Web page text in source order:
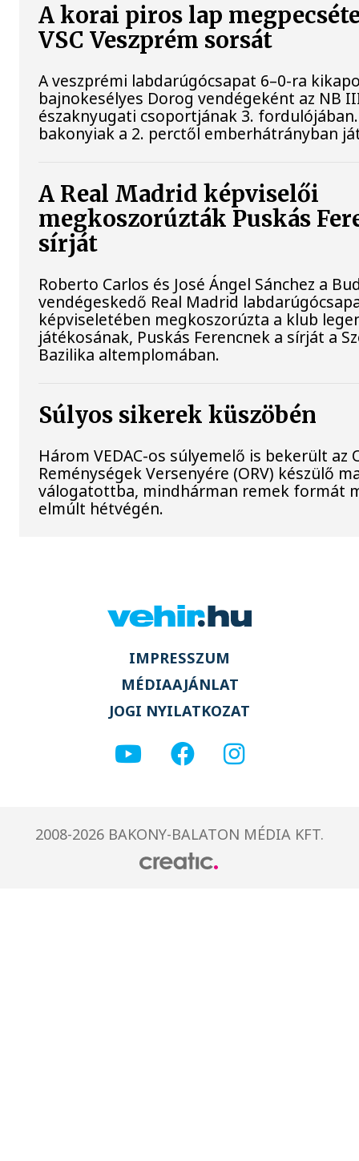
A korai piros lap
VSC Veszprém sorsát
A veszprémi labdarúgócsapat 6–0-ra
bajnokesélyes Dorog vendégeként az NB
északnyugati csoportjának 3.
bakonyiak a 2. perctől emberhátrányban
A Real Madrid képviselői
megkoszorúzták Puskás
sírját
Roberto Carlos és José Ángel Sánchez a
vendégeskedő Real Madrid
képviseletében megkoszorúzta a klub
játékosának, Puskás Ferencnek a sírját a
Bazilika altemplomában.
Súlyos sikerek küszöbén
Három VEDAC-os súlyemelő is bekerült az
Reménységek Versenyére (ORV) készülő
válogatottba, mindhárman remek formát
elmúlt hétvégén.
IMPRESSZUM
MÉDIAAJÁNLAT
JOGI NYILATKOZAT
2008-2026 BAKONY-BALATON MÉDIA KFT.